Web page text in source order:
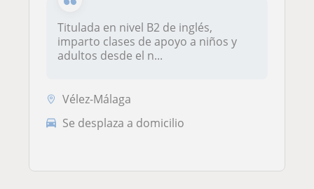
Titulada en nivel B2 de inglés,
imparto clases de apoyo a niños y
adultos desde el n...
Vélez-Málaga
Se desplaza a domicilio